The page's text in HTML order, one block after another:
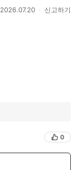
2026.07.20 신고하기
0